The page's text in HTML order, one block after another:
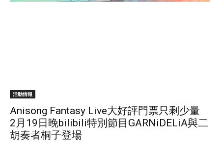
活動情報
Anisong Fantasy Live大好評門票只剩少量
2月19日晚bilibili特別節目GARNiDELiA與二
胡奏者桐子登場